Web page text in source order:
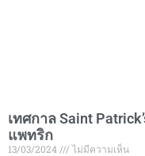
เทศกาล Saint
แพทริก
13/03/2024
ไม่มีความเห็น